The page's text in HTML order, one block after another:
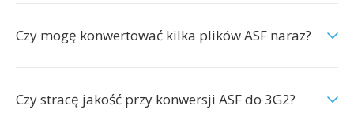
Czy mogę konwertować kilka plików ASF naraz?
Czy stracę jakość przy konwersji ASF do 3G2?